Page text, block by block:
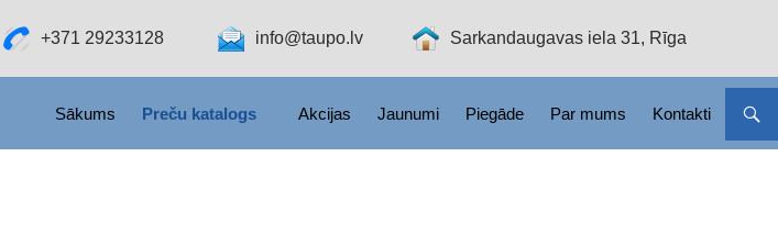
+371 29233128 info@taupo.lv Sarkandaugavas iela 31, Rīga
Sākums Preču katalogs Akcijas Jaunumi Piegāde Par mums Kontakti